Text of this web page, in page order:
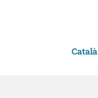
Català